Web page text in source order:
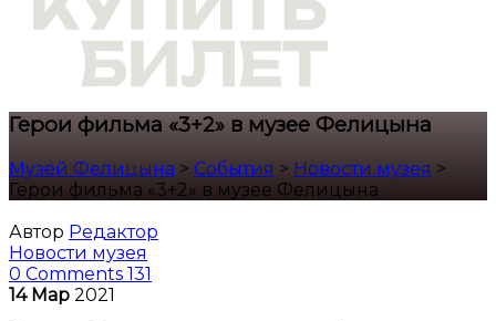
Герои фильма «3+2» в музее Фелицына
Музей Фелицына > События > Новости музея >
Герои фильма «3+2» в музее Фелицына
Автор Редактор
Новости музея
0 Comments 131
14 Мар 2021